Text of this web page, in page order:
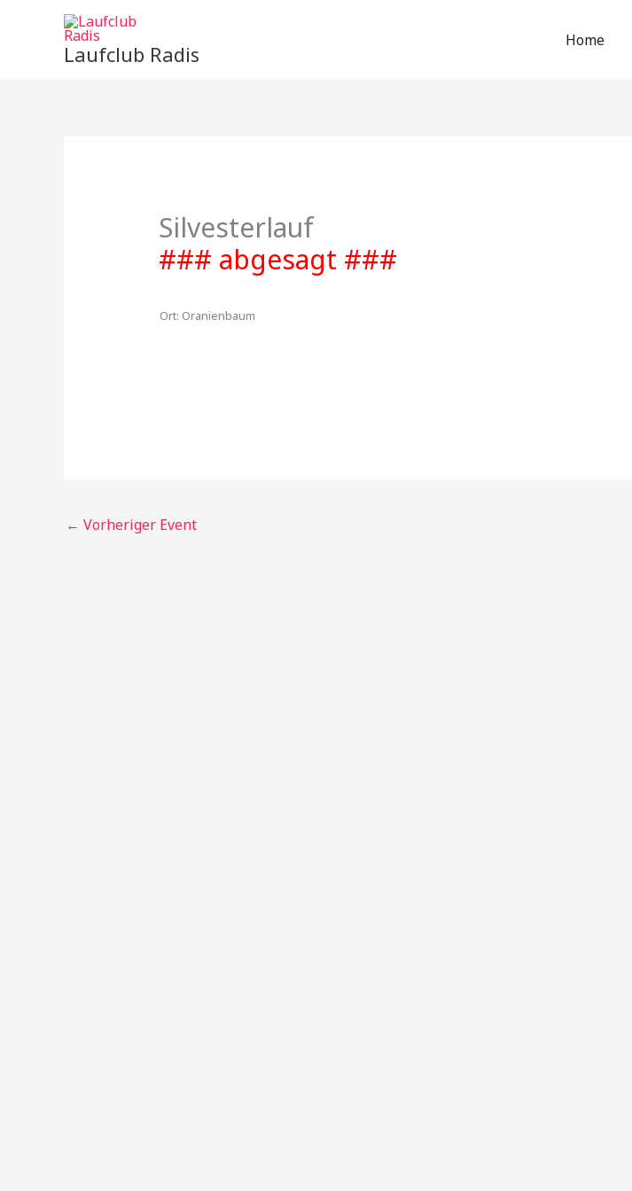
Laufclub Radis
Home
Silvesterlauf
### abgesagt ###
Ort: Oranienbaum
← Vorheriger Event